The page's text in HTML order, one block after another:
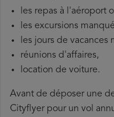
les repas à l'aéroport
les excursions
les jours de vacances
réunions d'affaires,
location de voiture.
Avant de déposer une
Cityflyer pour un vol